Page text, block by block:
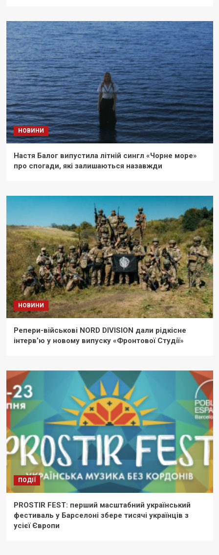
НОВИНИ
Настя Балог випустила літній сингл «Чорне море»
про спогади, які залишаються назавжди
НОВИНИ
Репери-військові NORD DIVISION дали рідкісне
інтерв’ю у новому випуску «Фронтової Студії»
ПОДІЇ
PROSTIR FEST: перший масштабний український
фестиваль у Барселоні збере тисячі українців з
усієї Європи